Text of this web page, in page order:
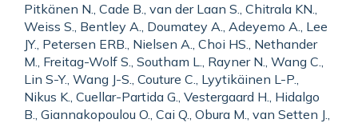
Pitkänen N., Cade B., van der Laan S., Chitrala KN.,
Weiss S., Bentley A., Doumatey A., Adeyemo A., Lee
JY., Petersen ERB., Nielsen A., Choi HS., Nethander
M., Freitag-Wolf S., Southam L., Rayner N., Wang C.,
Lin S-Y., Wang J-S., Couture C., Lyytikäinen L-P.,
Nikus K., Cuellar-Partida G., Vestergaard H., Hidalgo
B., Giannakopoulou O., Cai Q., Obura M., van Setten J.,